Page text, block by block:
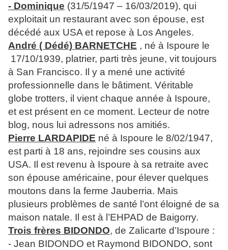
- Dominique (31/5/1947 – 16/03/2019), qui
exploitait un restaurant avec son épouse, est
décédé aux USA et repose à Los Angeles.
André ( Dédé) BARNETCHE , né à Ispoure le
17/10/1939, platrier, parti très jeune, vit toujours
à San Francisco. Il y a mené une activité
professionnelle dans le bâtiment. Véritable
globe trotters, il vient chaque année à Ispoure,
et est présent en ce moment. Lecteur de notre
blog, nous lui adressons nos amitiés.
Pierre LARDAPIDE né à Ispoure le 8/02/1947,
est parti à 18 ans, rejoindre ses cousins aux
USA. Il est revenu à Ispoure à sa retraite avec
son épouse américaine, pour élever quelques
moutons dans la ferme Jauberria. Mais
plusieurs problèmes de santé l’ont éloigné de sa
maison natale. Il est à l’EHPAD de Baigorry.
Trois frères BIDONDO, de Zalicarte d’Ispoure :
- Jean BIDONDO et Raymond BIDONDO, sont